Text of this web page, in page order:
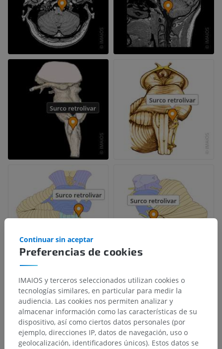
Preferencias de cookies
Continuar sin aceptar
IMAIOS y terceros seleccionados utilizan cookies o
tecnologías similares, en particular para medir la
audiencia. Las cookies nos permiten analizar y
almacenar información como las características de su
dispositivo, así como ciertos datos personales (por
ejemplo, direcciones IP, datos de navegación, uso o
geolocalización, identificadores únicos). Estos datos se